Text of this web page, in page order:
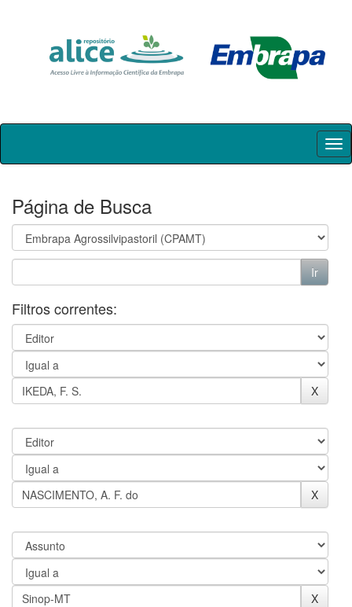
Skip
Página de Busca
Filtros correntes: